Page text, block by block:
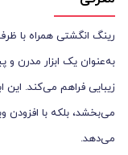
رینگ انگشتی همراه با
به‌عنوان یک ابزار مدرن و
زیبایی فراهم می‌کند. این
می‌بخشد، بلکه با افزودن
می‌دهد.